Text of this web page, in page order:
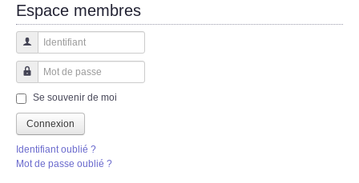
Espace membres
Identifiant
Mot de passe
Se souvenir de moi
Connexion
Identifiant oublié ?
Mot de passe oublié ?